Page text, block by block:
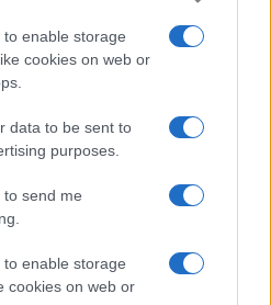
enable storage
cookies on web or
data to be sent to
purposes.
to send me
enable storage
cookies on web or
sul lago d’Iseo: Sarnico è la